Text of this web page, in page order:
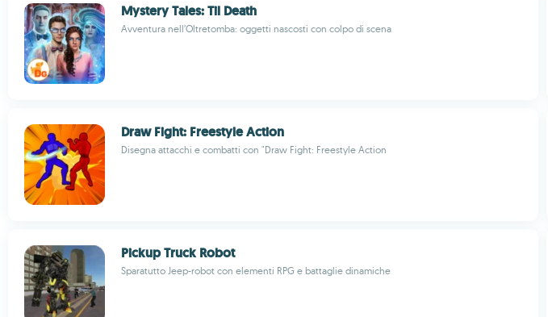
Mystery Tales: Til Death
Avventura nell’Oltretomba: oggetti nascosti con colpo di scena
Draw Fight: Freestyle Action
Disegna attacchi e combatti con "Draw Fight: Freestyle Action
Pickup Truck Robot
Sparatutto Jeep-robot con elementi RPG e battaglie dinamiche